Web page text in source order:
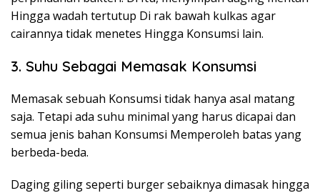
Hingga wadah tertutup Di rak bawah kulkas agar
cairannya tidak menetes Hingga Konsumsi lain.
3. Suhu Sebagai Memasak Konsumsi
Memasak sebuah Konsumsi tidak hanya asal matang
saja. Tetapi ada suhu minimal yang harus dicapai dan
semua jenis bahan Konsumsi Memperoleh batas yang
berbeda-beda.
Daging giling seperti burger sebaiknya dimasak hingga